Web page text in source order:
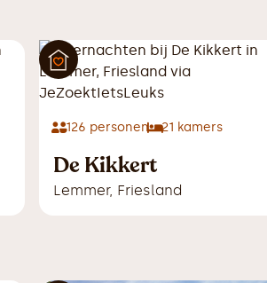
126 personen 21 kamers
De Kikkert
Lemmer, Friesland